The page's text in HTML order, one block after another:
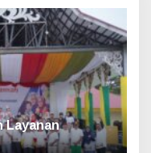
Layanan